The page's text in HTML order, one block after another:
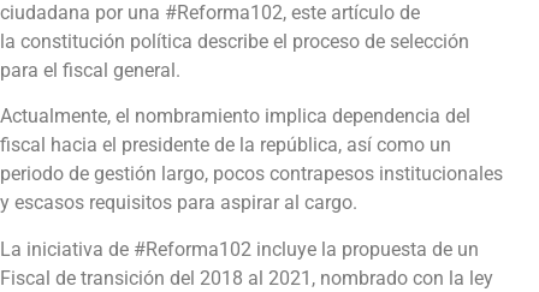
ciudadana por una #Reforma102, este artículo de
la constitución política describe el proceso de selección
para el fiscal general.
Actualmente, el nombramiento implica dependencia del
fiscal hacia el presidente de la república, así como un
periodo de gestión largo, pocos contrapesos institucionales
y escasos requisitos para aspirar al cargo.
La iniciativa de #Reforma102 incluye la propuesta de un
Fiscal de transición del 2018 al 2021, nombrado con la ley